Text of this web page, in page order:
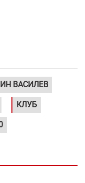
ВАСИЛЕВ
КЛУБ